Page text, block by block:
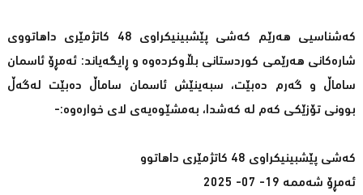
کەشناسیی هەرێم کەشى پێشبینیکراوى 48 کاتژمێرى داهاتووى
شارەکانى هەرێمى کوردستانى بڵاوکردەوە و ڕایگەیاند: ئەمڕۆ ئاسمان
ساماڵ و گەرم دەبێت، سبەینێش ئاسمان ساماڵ دەبێت لەگەڵ
بوونى تۆزێکى کەم لە کەشدا، بەمشێوەیەى لاى خوارەوە:-
کەشى پێشبینیکراوى 48 کاتژمێرى داهاتوو
ئەمڕۆ شەممە 19- 07- 2025